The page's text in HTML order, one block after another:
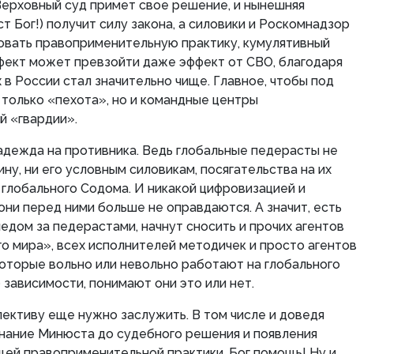
суд примет свое решение, и нынешняя
Бог!) получит силу закона, а силовики и Роскомнадзор
правоприменительную практику, кумулятивный
может превзойти даже эффект от СВО, благодаря
в России стал значительно чище. Главное, чтобы под
«пехота», но и командные центры
«гвардии».
на противника. Ведь глобальные педерасты не
ни его условным силовикам, посягательства на их
Содома. И никакой цифровизацией и
перед ними больше не оправдаются. А значит, есть
за педерастами, начнут сносить и прочих агентов
мира», всех исполнителей методичек и просто агентов
вольно или невольно работают на глобального
зависимости, понимают они это или нет.
еще нужно заслужить. В том числе и доведя
Минюста до судебного решения и появления